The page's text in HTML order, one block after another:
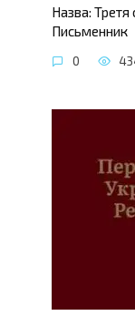
Назва: Третя
Письменник
0